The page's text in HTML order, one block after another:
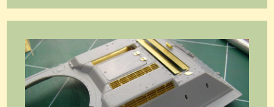
du
char
soviétique
T34/85
UTZ
mod.44
référence